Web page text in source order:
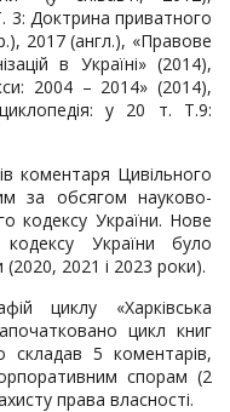
3: Доктрина приватного
2017 (англ.), «Правове
в Україні» (2014),
2004 – 2014» (2014),
у 20 т. Т.9:
коментаря Цивільного
за обсягом науково-
кодексу України. Нове
України було
2021 і 2023 роки).
циклу «Харківська
цикл книг
складав 5 коментарів,
спорам (2
права власності.